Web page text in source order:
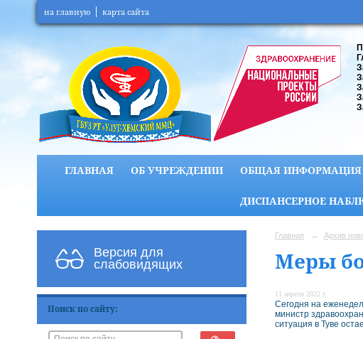
на главную карта сайта
ГЛАВНАЯ ОБ УЧРЕЖДЕНИИ ОБЩАЯ ИНФОРМАЦИЯ
ДИСПАНСЕРНОЕ
Версия для
слабовидящих
Поиск по сайту:
Главная → Архив
Меры
11 апреля 2022 г.
Сегодня на
министр
ситуация в Туве